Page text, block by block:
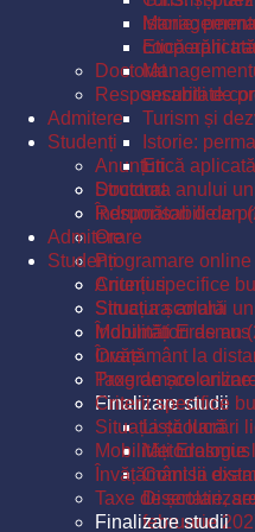
Istorie:
Etică
Doctorat
Responsabili de
Admitere
Studenți
Anunțuri
Structura anului
Îndrumători de an
Orare
Programare
Criterii specifice
Situația școlară
Mobilități Erasmus
Învățământ la
Taxe de
Finalizare studii
Listă lucrări
Metodologie
Comisii
Disertatie,
februarie
cooperării
securitate
Turism și
Istorie:
Etică
Doctorat
Responsabili de
Admitere
Studenți
Anunțuri
Structura anului
Îndrumători de an
Orare
Programare
Criterii specifice
Situația școlară
Mobilități Erasmus
Învățământ la
Taxe de
Finalizare studii